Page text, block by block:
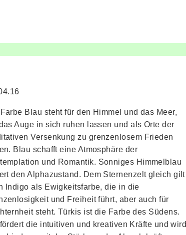
Blau steht für den Himmel und das Meer,
Auge in sich ruhen lassen und als Orte der
Versenkung zu grenzenlosem Frieden
Blau schafft eine Atmosphäre der
und Romantik. Sonniges Himmelblau
den Alphazustand. Dem Sternenzelt gleich gilt
Indigo als Ewigkeitsfarbe, die in die
und Freiheit führt, aber auch für
steht. Türkis ist die Farbe des Südens.
die intuitiven und kreativen Kräfte und wird